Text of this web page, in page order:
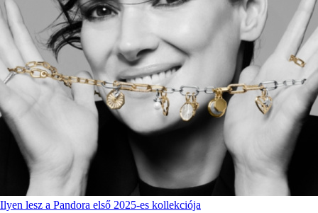
Ilyen lesz a Pandora első 2025-es kollekciója